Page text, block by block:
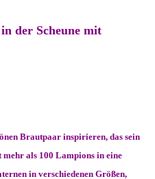
der Scheune mit
Brautpaar inspirieren, das sein
als 100 Lampions in eine
in verschiedenen Größen,